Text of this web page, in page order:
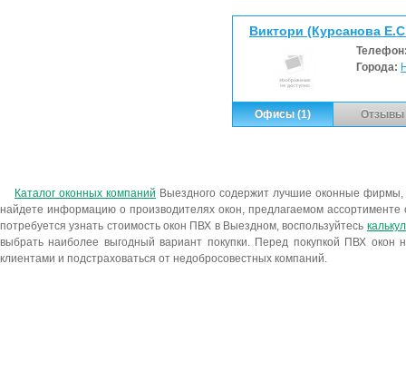
Виктори (Курсанова
Города:
Офисы (1) Отзывы
Каталог оконных компаний Выездного содержит лучшие оконные
найдете информацию о производителях окон, предлагаемом
потребуется узнать стоимость окон ПВХ в Выездном, воспользуйтесь
выбрать наиболее выгодный вариант покупки. Перед покупкой ПВХ окон
клиентами и подстраховаться от недобросовестных компаний.